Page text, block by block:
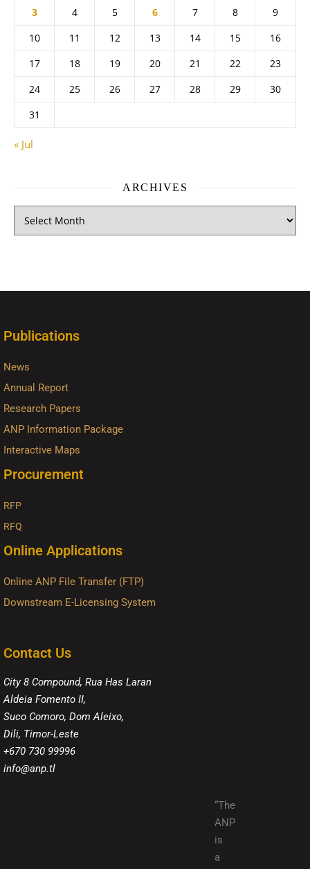
3
4 5 6 7 8
9
10
11 12 13 14 15
16
17
18 19 20 21 22
23
24
25 26 27 28 29
30
31
« Jul
ARCHIVES
Publications
News
Annual Report
Research Papers
ANP Information Package
Interactive Maps
Procurement
RFP
RFQ
Online Applications
Online ANP File Transfer (FTP)
Downstream E-Licensing System
Contact Us
City 8 Compound, Rua Has Laran
Aldeia Fomento II,
Suco Comoro, Dom Aleixo,
Dili, Timor-Leste
+670 730 99996
info@anp.tl
“The
ANP
is
a